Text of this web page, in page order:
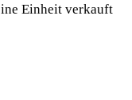
Einheit verkauft